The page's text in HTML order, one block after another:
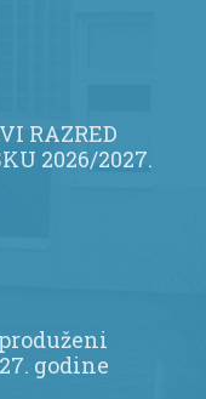
RAZRED
2026/2027.
godine